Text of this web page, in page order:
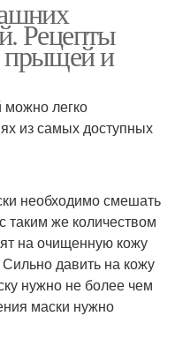
Рецепты
прыщей и
легко
из самых доступных
необходимо смешать
таким же количеством
на очищенную кожу
давить на кожу
нужно не более чем
маски нужно